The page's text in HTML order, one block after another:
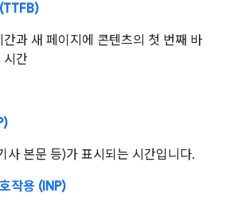
과 새 페이지에 콘텐츠의 첫 번째 바
시간
사 본문 등)가 표시되는 시간입니다.
작용 (INP)